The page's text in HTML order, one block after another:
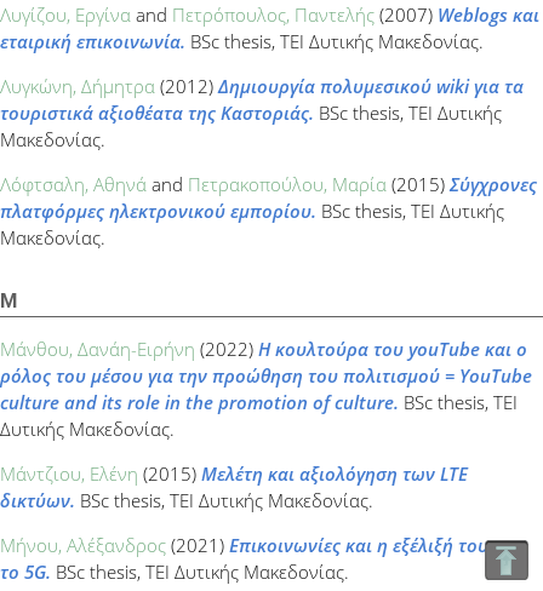
Λυγίζου, Εργίνα and Πετρόπουλος, Παντελής (2007) Weblogs και
εταιρική επικοινωνία. BSc thesis, ΤΕΙ Δυτικής Μακεδονίας.
Λυγκώνη, Δήμητρα (2012) Δημιουργία πολυμεσικού wiki για τα
τουριστικά αξιοθέατα της Καστοριάς. BSc thesis, ΤΕΙ Δυτικής
Μακεδονίας.
Λόφτσαλη, Αθηνά and Πετρακοπούλου, Μαρία (2015) Σύγχρονες
πλατφόρμες ηλεκτρονικού εμπορίου. BSc thesis, ΤΕΙ Δυτικής
Μακεδονίας.
Μ
Μάνθου, Δανάη-Ειρήνη (2022) Η κουλτούρα του youTube και ο
ρόλος του μέσου για την προώθηση του πολιτισμού = YouTube
culture and its role in the promotion of culture. BSc thesis, ΤΕΙ
Δυτικής Μακεδονίας.
Μάντζιου, Ελένη (2015) Μελέτη και αξιολόγηση των LTE
δικτύων. BSc thesis, ΤΕΙ Δυτικής Μακεδονίας.
Μήνου, Αλέξανδρος (2021) Επικοινωνίες και η εξέλιξή τους ως
το 5G. BSc thesis, ΤΕΙ Δυτικής Μακεδονίας.